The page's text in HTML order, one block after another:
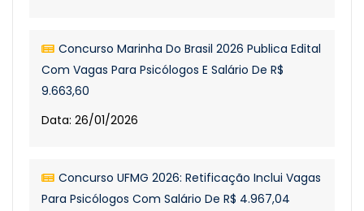
Concurso Marinha Do Brasil 2026 Publica Edital
Com Vagas Para Psicólogos E Salário De R$
9.663,60
Data: 26/01/2026
Concurso UFMG 2026: Retificação Inclui Vagas
Para Psicólogos Com Salário De R$ 4.967,04